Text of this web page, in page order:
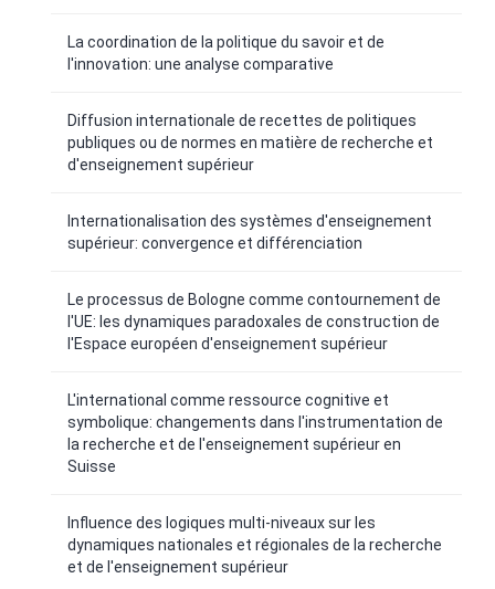
La coordination de la politique du savoir et de
l'innovation: une analyse comparative
Diffusion internationale de recettes de politiques
publiques ou de normes en matière de recherche et
d'enseignement supérieur
Internationalisation des systèmes d'enseignement
supérieur: convergence et différenciation
Le processus de Bologne comme contournement de
l'UE: les dynamiques paradoxales de construction de
l'Espace européen d'enseignement supérieur
L'international comme ressource cognitive et
symbolique: changements dans l'instrumentation de
la recherche et de l'enseignement supérieur en
Suisse
Influence des logiques multi-niveaux sur les
dynamiques nationales et régionales de la recherche
et de l'enseignement supérieur